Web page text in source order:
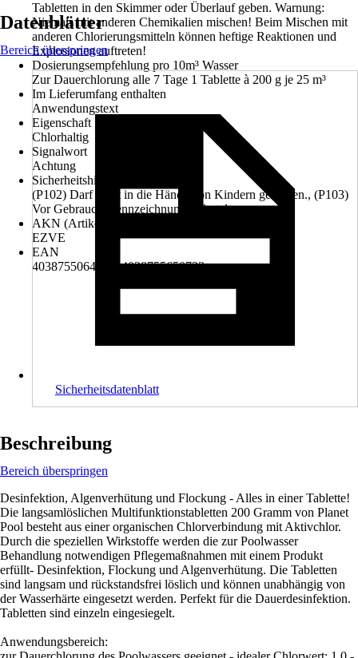
Tabletten in den Skimmer oder Überlauf geben. Warnung:
Niemals mit anderen Chemikalien mischen! Beim Mischen mit
anderen Chlorierungsmitteln können heftige Reaktionen und
Explosionen auftreten!
Dosierungsempfehlung pro 10m³ Wasser
Zur Dauerchlorung alle 7 Tage 1 Tablette à 200 g je 25 m³
Im Lieferumfang enthalten
Anwendungstext
Eigenschaft
Chlorhaltig
Signalwort
Achtung
Sicherheitshinweise (P-Sätze)
(P102) Darf nicht in die Hände von Kindern gelangen., (P103)
Vor Gebrauch Kennzeichnungsetikett lesen.
AKN (Artikelkurznummer)
EZVE
EAN
4038755064363, 4038755650733
Datenblätter
Bereich überspringen
Sicherheitsdatenblatt
Beschreibung
Bereich überspringen
Desinfektion, Algenverhütung und Flockung - Alles in einer Tablette!
Die langsamlöslichen Multifunktionstabletten 200 Gramm von Planet
Pool besteht aus einer organischen Chlorverbindung mit Aktivchlor.
Durch die speziellen Wirkstoffe werden die zur Poolwasser
Behandlung notwendigen Pflegemaßnahmen mit einem Produkt
erfüllt- Desinfektion, Flockung und Algenverhütung. Die Tabletten
sind langsam und rückstandsfrei löslich und können unabhängig von
der Wasserhärte eingesetzt werden. Perfekt für die Dauerdesinfektion.
Tabletten sind einzeln eingesiegelt.
Anwendungsbereich: